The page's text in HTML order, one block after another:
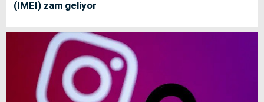
(IMEI) zam geliyor